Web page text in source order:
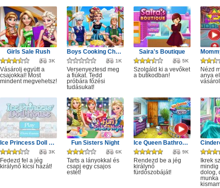
Girls Sale Rush
3K
Vásárolj együtt a
csajokkal! Most
mindent megvehetsz!
Boys Cooking Challenge
1K
Versenyeztesd meg
a fiúkat. Tedd
próbára főzési
tudásukat!
Saira's Boutique
5K
Szolgáld ki a vevőket
a butikodban!
Nézd
anya
Ice Princess Doll House
3K
Fedezd fel a jég
királynő kicsi házát!
Fun Sisters Night
6K
Tarts a lányokkal és
csapj egy csajos
estét!
Ice Queen Bathroom Deco
9K
Rendezd be a jég
királynő
fürdőszobáját!
Ikrek
mindig
dolog,
munka